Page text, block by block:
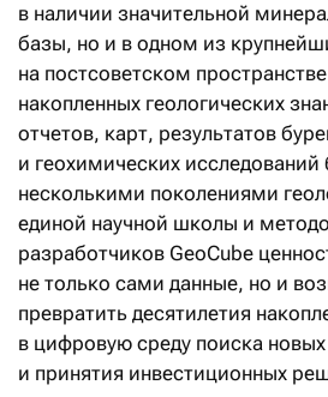
в наличии значительной
базы, но и в одном из
на постсоветском
накопленных геологических
отчетов, карт, результатов
и геохимических
несколькими поколениями
единой научной школы и
разработчиков GeoCube
не только сами данные, но и
превратить десятилетия
в цифровую среду поиска
и принятия инвестиционных